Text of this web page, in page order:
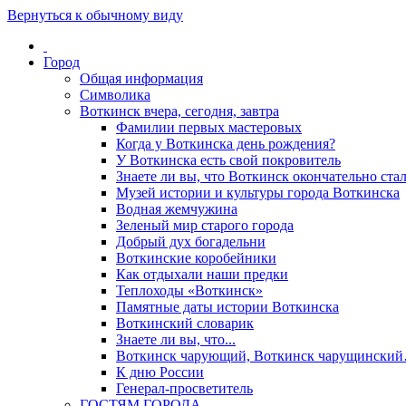
Вернуться к обычному виду
Город
Общая информация
Символика
Воткинск вчера, сегодня, завтра
Фамилии первых мастеровых
Когда у Воткинска день рождения?
У Воткинска есть свой покровитель
Знаете ли вы, что Воткинск окончательно
Музей истории и культуры города Воткинска
Водная жемчужина
Зеленый мир старого города
Добрый дух богадельни
Воткинские коробейники
Как отдыхали наши предки
Теплоходы «Воткинск»
Памятные даты истории Воткинска
Воткинский словарик
Знаете ли вы, что...
Воткинск чарующий, Воткинск
К дню России
Генерал-просветитель